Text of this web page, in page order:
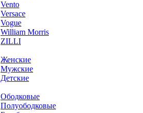
Vento
Versace
Vogue
William Morris
ZILLI
Женские
Мужские
Детские
Ободковые
Полуободковые